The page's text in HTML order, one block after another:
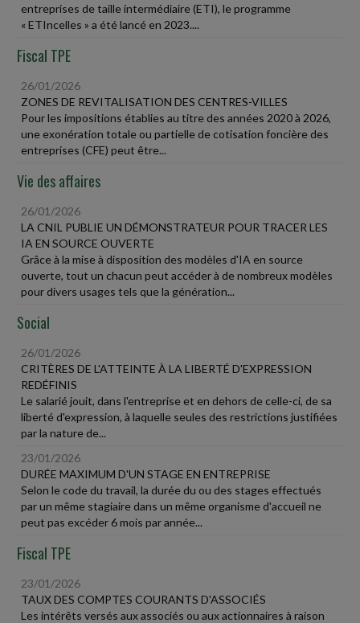
entreprises de taille intermédiaire (ETI), le programme
« ETIncelles » a été lancé en 2023....
Fiscal TPE
26/01/2026
ZONES DE REVITALISATION DES CENTRES-VILLES
Pour les impositions établies au titre des années 2020 à 2026,
une exonération totale ou partielle de cotisation foncière des
entreprises (CFE) peut être...
Vie des affaires
26/01/2026
LA CNIL PUBLIE UN DÉMONSTRATEUR POUR TRACER LES
IA EN SOURCE OUVERTE
Grâce à la mise à disposition des modèles d'IA en source
ouverte, tout un chacun peut accéder à de nombreux modèles
pour divers usages tels que la génération...
Social
26/01/2026
CRITÈRES DE L'ATTEINTE À LA LIBERTÉ D'EXPRESSION
REDÉFINIS
Le salarié jouit, dans l'entreprise et en dehors de celle-ci, de sa
liberté d'expression, à laquelle seules des restrictions justifiées
par la nature de...
23/01/2026
DURÉE MAXIMUM D'UN STAGE EN ENTREPRISE
Selon le code du travail, la durée du ou des stages effectués
par un même stagiaire dans un même organisme d'accueil ne
peut pas excéder 6 mois par année...
Fiscal TPE
23/01/2026
TAUX DES COMPTES COURANTS D'ASSOCIÉS
Les intérêts versés aux associés ou aux actionnaires à raison